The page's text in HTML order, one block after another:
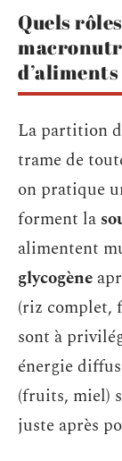
Quels
La partition
trame de
on pratique
forment la
alimentent
glycogène
(riz complet,
sont à
énergie
(fruits, miel)
juste après